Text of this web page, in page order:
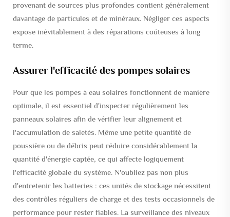
provenant de sources plus profondes contient généralement
davantage de particules et de minéraux. Négliger ces aspects
expose inévitablement à des réparations coûteuses à long
terme.
Assurer l'efficacité des pompes solaires
Pour que les pompes à eau solaires fonctionnent de manière
optimale, il est essentiel d'inspecter régulièrement les
panneaux solaires afin de vérifier leur alignement et
l'accumulation de saletés. Même une petite quantité de
poussière ou de débris peut réduire considérablement la
quantité d'énergie captée, ce qui affecte logiquement
l'efficacité globale du système. N'oubliez pas non plus
d'entretenir les batteries : ces unités de stockage nécessitent
des contrôles réguliers de charge et des tests occasionnels de
performance pour rester fiables. La surveillance des niveaux